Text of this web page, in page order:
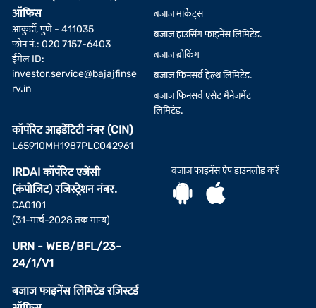
ऑफिस
आकुर्डी, पुणे - 411035
फोन नं.: 020 7157-6403
ईमेल ID:
investor.service@bajajfinse
rv.in
कॉर्पोरेट आइडेंटिटी नंबर (CIN)
L65910MH1987PLC042961
IRDAI कॉर्पोरेट एजेंसी
(कंपोजिट) रजिस्ट्रेशन नंबर.
CA0101
(31-मार्च-2028 तक मान्य)
URN - WEB/BFL/23-
24/1/V1
बजाज फाइनेंस लिमिटेड रज़िस्टर्ड
बजाज मार्केट्स
बजाज हाउसिंग फाइनेंस लिमिटेड.
बजाज ब्रोकिंग
बजाज फिनसर्व हेल्थ लिमिटेड.
बजाज फिनसर्व एसेट मैनेजमेंट
लिमिटेड.
बजाज फाइनेंस ऐप डाउनलोड करें